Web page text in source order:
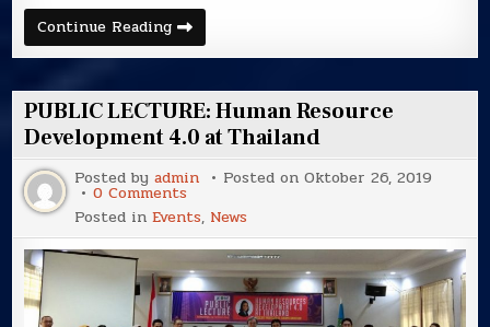
Continue ReadingDOSEN
ILMU
ADMINISTRASI
FISIP
UNMUL
HADIRI
IAPA
CONFERENCE
2019
&
STUDI
BANDING
KE
DUA
UNIVERSITAS
DI
BALI
PUBLIC LECTURE: Human Resource
Development 4.0 at Thailand
Posted byadmin Posted onOktober 26, 2019
0 Commentson
PUBLIC
LECTURE:
Human
Resource
Development
4.0
at
Thailand
Posted inEvents, News